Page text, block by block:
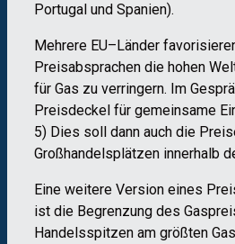
Portugal und Spanien).
Mehrere EU–Länder
Preisabsprachen die hohen
für Gas zu verringern. Im
Preisdeckel für gemeinsame
5) Dies soll dann auch die
Großhandelsplätzen innerhalb
Eine weitere Version eines P
ist die Begrenzung des
Handelsspitzen am größten